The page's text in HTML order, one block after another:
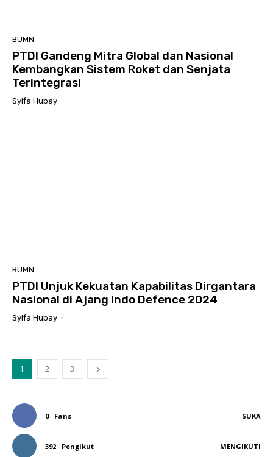
BUMN
PTDI Gandeng Mitra Global dan Nasional
Kembangkan Sistem Roket dan Senjata
Terintegrasi
Syifa Hubay -
BUMN
PTDI Unjuk Kekuatan Kapabilitas Dirgantara
Nasional di Ajang Indo Defence 2024
Syifa Hubay -
1 2 3
0 Fans SUKA
392 Pengikut MENGIKUTI